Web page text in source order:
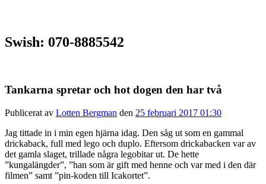
Swish: 070-8885542
Tankarna spretar och hot dogen den har två
Publicerat av Lotten Bergman den 25 februari 2017 01:30
Jag tittade in i min egen hjärna idag. Den såg ut som en gammal
drickaback, full med lego och duplo. Eftersom drickabacken var av
det gamla slaget, trillade några legobitar ut. De hette
”kungalängder”, ”han som är gift med henne och var med i den där
filmen” samt ”pin-koden till Icakortet”.